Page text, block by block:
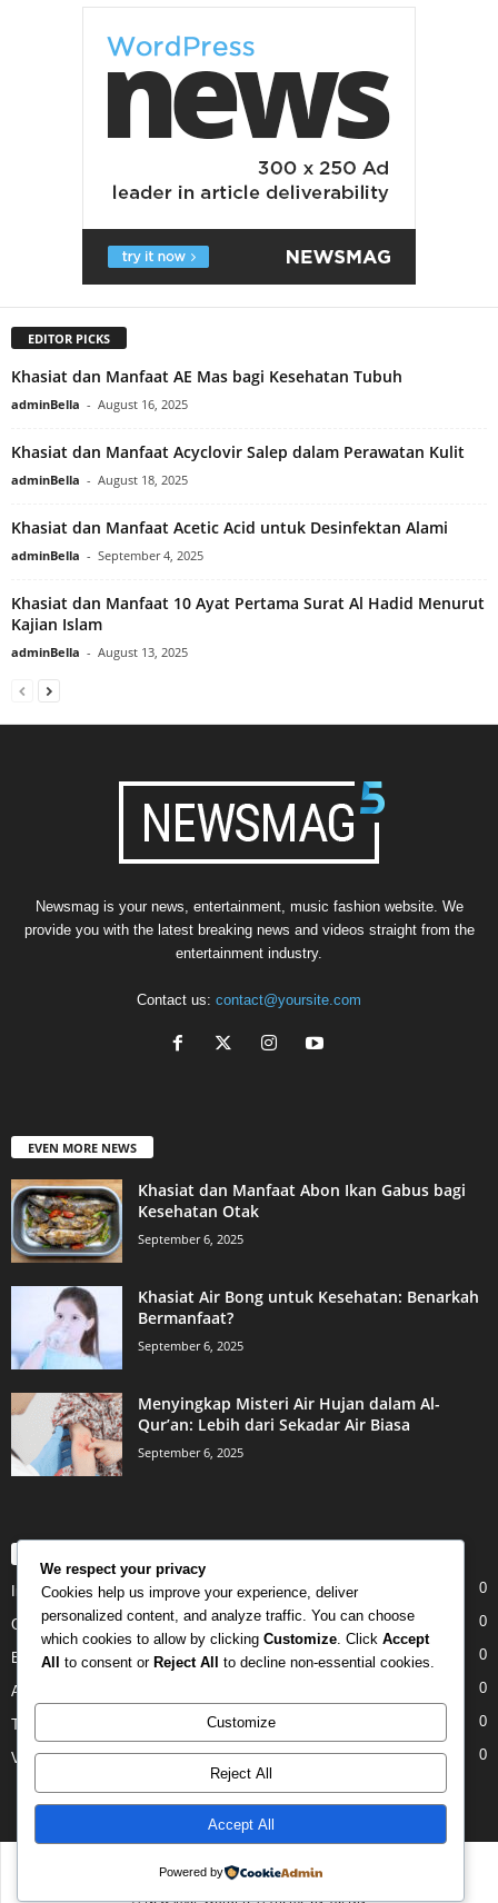
EDITOR PICKS
Khasiat dan Manfaat AE Mas bagi Kesehatan Tubuh
adminBella - August 16, 2025
Khasiat dan Manfaat Acyclovir Salep dalam Perawatan Kulit
adminBella - August 18, 2025
Khasiat dan Manfaat Acetic Acid untuk Desinfektan Alami
adminBella - September 4, 2025
Khasiat dan Manfaat 10 Ayat Pertama Surat Al Hadid Menurut
Kajian Islam
adminBella - August 13, 2025
Newsmag is your news, entertainment, music fashion website. We
provide you with the latest breaking news and videos straight from the
entertainment industry.
Contact us: contact@yoursite.com
EVEN MORE NEWS
Khasiat dan Manfaat Abon Ikan Gabus bagi
Kesehatan Otak
September 6, 2025
Khasiat Air Bong untuk Kesehatan: Benarkah
Bermanfaat?
September 6, 2025
Menyingkap Misteri Air Hujan dalam Al-
Qur’an: Lebih dari Sekadar Air Biasa
September 6, 2025
Internet 0
Gadgets 0
Entertainment 0
Apple 0
Tech 0
Video 0
Privacy Advertisement
© Newsmag WordPress Theme by TagDiv
We respect your privacy
Cookies help us improve your experience, deliver
personalized content, and analyze traffic. You can choose
which cookies to allow by clicking Customize . Click Accept
All to consent or Reject All to decline non-essential cookies.
Customize
Reject All
Accept All
Powered by